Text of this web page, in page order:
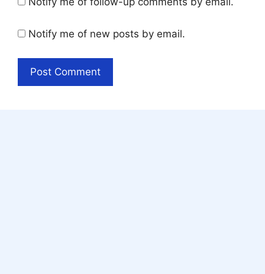
Notify me of new posts by email.